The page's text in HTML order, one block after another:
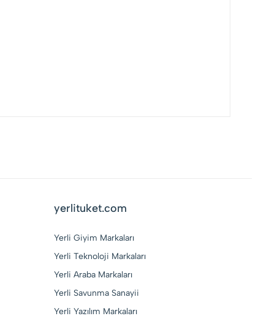
yerlituket.com
Yerli Giyim Markaları
Yerli Teknoloji Markaları
Yerli Araba Markaları
Yerli Savunma Sanayii
Yerli Yazılım Markaları